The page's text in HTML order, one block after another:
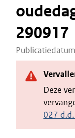
290917
Deze
027